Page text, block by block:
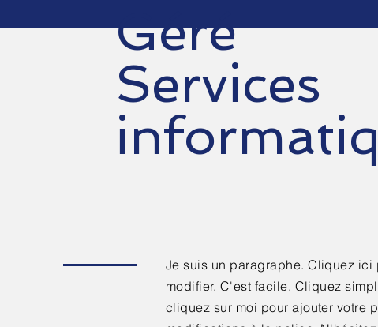
Géré
Services
Je suis un paragraphe. Cliquez ici
modifier. C'est facile. Cliquez
cliquez sur moi pour ajouter votre